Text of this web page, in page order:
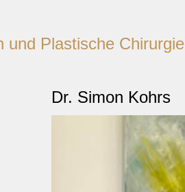
und Plastische Chirurgie
Dr. Simon Kohrs